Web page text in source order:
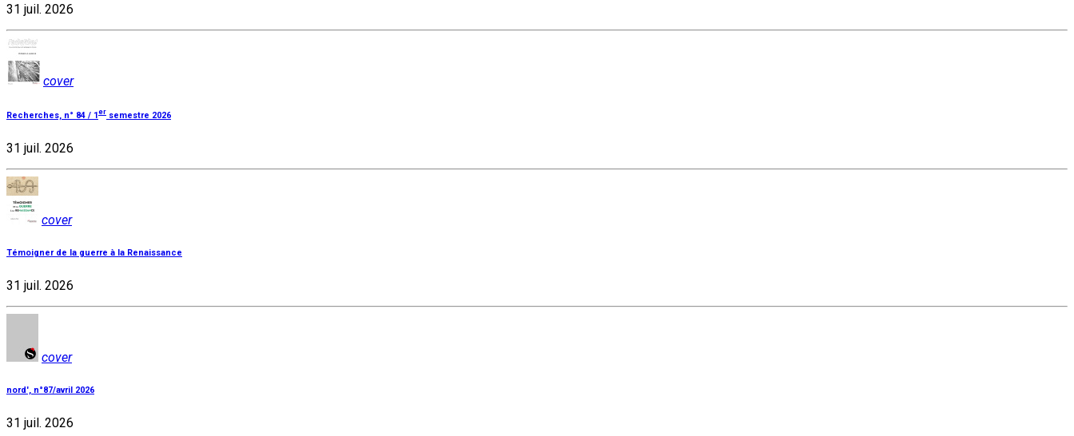
31 juil. 2026
cover
Recherches, n° 84 / 1 er semestre 2026
31 juil. 2026
cover
Témoigner de la guerre à la Renaissance
31 juil. 2026
cover
nord', n°87/avril 2026
31 juil. 2026